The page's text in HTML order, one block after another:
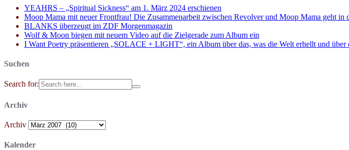
YEAHRS – „Spiritual Sickness“ am 1. März 2024 erschienen
Moop Mama mit neuer Frontfrau! Die Zusammenarbeit zwischen Revolver und Moop Mama geht in
BLANKS überzeugt im ZDF Morgenmagazin
Wolf & Moon biegen mit neuem Video auf die Zielgerade zum Album ein
I Want Poetry präsentieren „SOLACE + LIGHT“, ein Album über das, was die Welt erhellt und über
Suchen
Search for:
Archiv
Archiv
Kalender